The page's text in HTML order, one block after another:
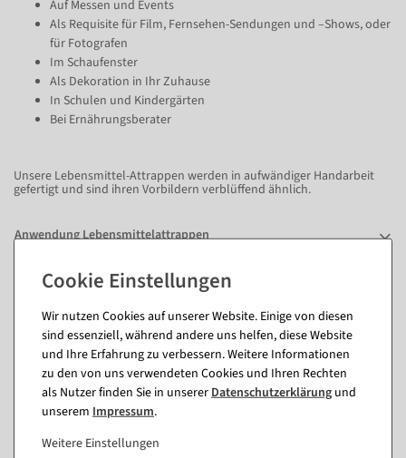
Auf Messen und Events
Als Requisite für Film, Fernsehen-Sendungen und –Shows, oder
für Fotografen
Im Schaufenster
Als Dekoration in Ihr Zuhause
In Schulen und Kindergärten
Bei Ernährungsberater
Unsere Lebensmittel-Attrappen werden in aufwändiger Handarbeit
gefertigt und sind ihren Vorbildern verblüffend ähnlich.
Anwendung Lebensmittelattrappen
Fragen zum Artikel
Passende Artikel zu diesem Produkt
(8)
Wir nutzen Cookies auf unserer Website. Einige von diesen
sind essenziell, während andere uns helfen, diese Website
und Ihre Erfahrung zu verbessern. Weitere Informationen
zu den von uns verwendeten Cookies und Ihren Rechten
als Nutzer finden Sie in unsererDaten­schutz­erklärung und
unserem Impressum.
Weitere Einstellungen